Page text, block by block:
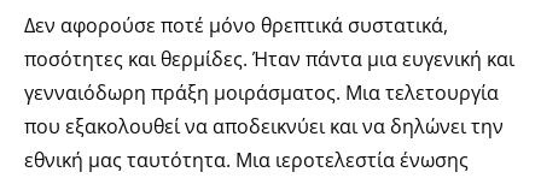
Δεν αφορούσε ποτέ μόνο θρεπτικά συστατικά,
ποσότητες και θερμίδες. Ήταν πάντα μια ευγενική και
γενναιόδωρη πράξη μοιράσματος. Μια τελετουργία
που εξακολουθεί να αποδεικνύει και να δηλώνει την
εθνική μας ταυτότητα. Μια ιεροτελεστία ένωσης